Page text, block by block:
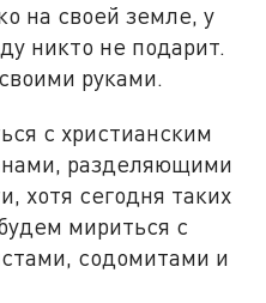
на своей земле, у
никто не подарит.
руками.
с христианским
разделяющими
хотя сегодня таких
мириться с
содомитами и